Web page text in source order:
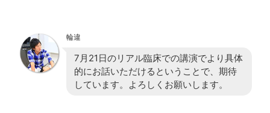
輪違
7月21日のリアル臨床での講演でより具体
的にお話いただけるということで、期待
しています。よろしくお願いします。